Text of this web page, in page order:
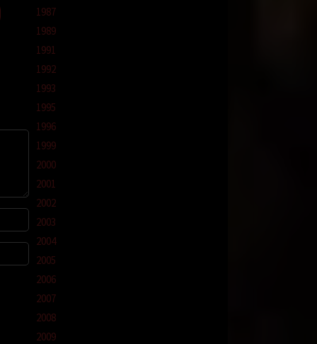
1987
1989
1991
1992
1993
1995
1996
1999
2000
2001
2002
2003
2004
2005
2006
2007
2008
2009